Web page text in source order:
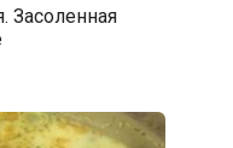
Засоленная